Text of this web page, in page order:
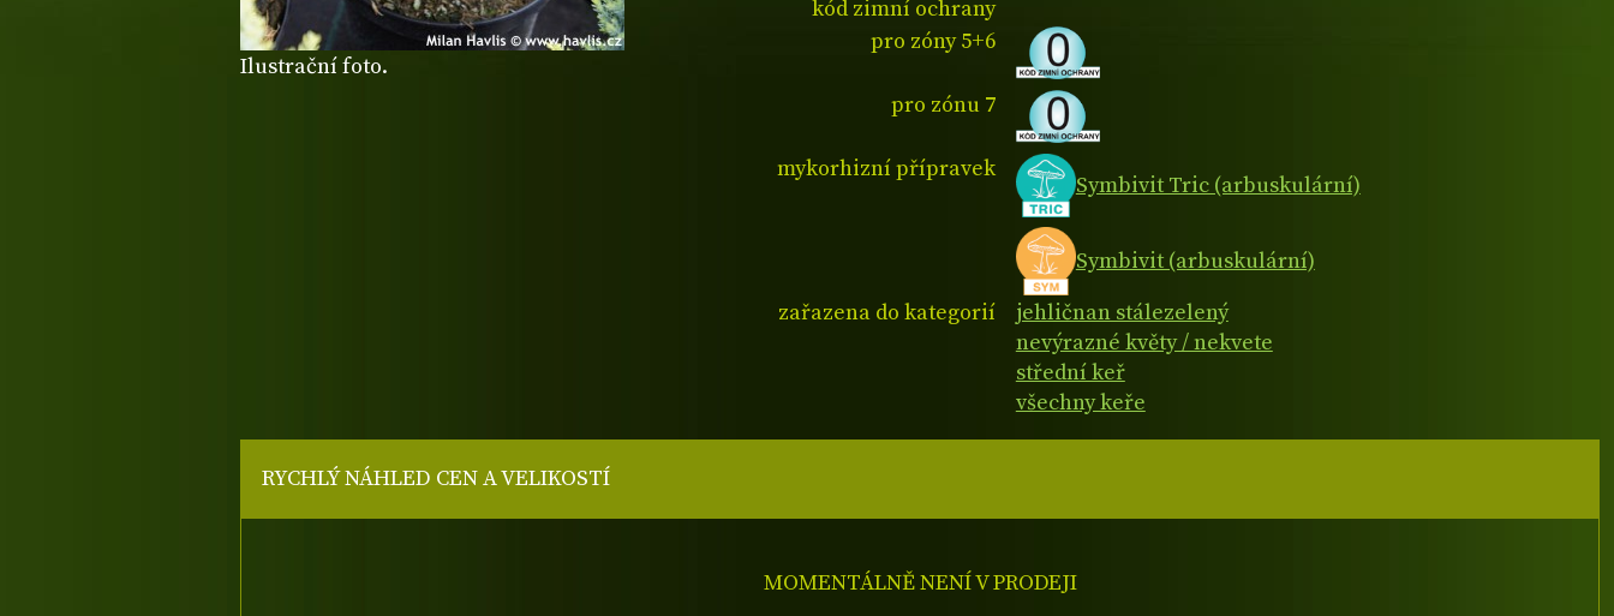
Ilustrační foto.
kód zimní ochrany
pro zóny 5+6
pro zónu 7
mykorhizní přípravek
Symbivit Tric (arbuskulární)
Symbivit (arbuskulární)
zařazena do kategorií
jehličnan stálezelený
nevýrazné květy / nekvete
střední keř
všechny keře
RYCHLÝ NÁHLED CEN A VELIKOSTÍ
MOMENTÁLNĚ NENÍ V PRODEJI